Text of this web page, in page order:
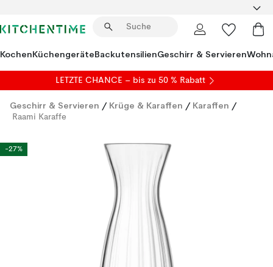
KochenKüchengeräteBackutensilienGeschirr & Servieren
LETZTE CHANCE – bis zu 50 % Rabatt
Geschirr & Servieren / Krüge & Karaffen / Karaffen /
Raami Karaffe
-27%